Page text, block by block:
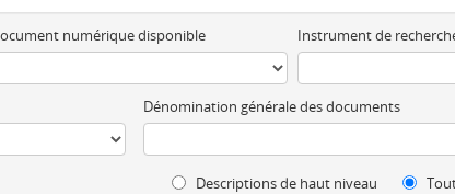
numérique disponible Instrument de
Dénomination générale des documents
Descriptions de haut niveau